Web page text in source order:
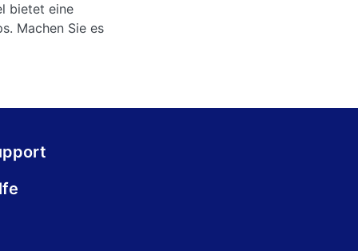
bietet eine
Machen Sie es